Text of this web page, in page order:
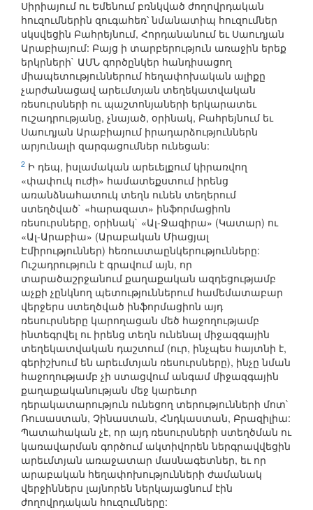
Սիրիայում ու Եմենում բռնկված ժողովրդական
հուզումներին զուգահեռ՝ նմանատիպ հուզումներ
սկսվեցին Բահրեյնում, Հորդանանում եւ Սաուդյան
Արաբիայում: Բայց ի տարբերություն առաջին երեք
երկրների` ԱՄՆ գործընկեր հանդիսացող
միապետություններում հեղափոխական ալիքը
չարժանացավ արեւմտյան տեղեկատվական
ռեսուրսների ու պաշտոնյաների երկարատեւ
ուշադրությանը, չնայած, օրինակ, Բահրեյնում եւ
Սաուդյան Արաբիայում իրադարձություններն
արյունալի զարգացումներ ունեցան:
2 Ի դեպ, իսլամական արեւելքում կիրառվող
«փափուկ ուժի» համատեքստում իրենց
առանձնահատուկ տեղն ունեն տեղերում
ստեղծված` «հարազատ» ինֆորմացիոն
ռեսուրսները, օրինակ` «Ալ-Ջազիրա» (Կատար) ու
«Ալ-Արաբիա» (Արաբական Միացյալ
Էմիրություններ) հեռուստաընկերությունները:
Ուշադրություն է գրավում այն, որ
տարածաշրջանում քաղաքական ազդեցությամբ
աչքի չընկնող պետություններում համեմատաբար
վերջերս ստեղծված ինֆորմացիոն այդ
ռեսուրսները կարողացան մեծ հաջողությամբ
ինտեգրվել ու իրենց տեղն ունենալ միջազգային
տեղեկատվական դաշտում (ուր, ինչպես հայտնի է,
գերիշխում են արեւմտյան ռեսուրսները), ինչը նման
հաջողությամբ չի ստացվում անգամ միջազգային
քաղաքականության մեջ կարեւոր
դերակատարություն ունեցող տերությունների մոտ`
Ռուսաստան, Չինաստան, Հնդկաստան, Բրազիլիա:
Պատահական չէ, որ այդ ռեսուրսների ստեղծման ու
կառավարման գործում ակտիվորեն ներգրավվեցին
արեւմտյան առաջատար մասնագետներ, եւ որ
արաբական հեղափոխությունների ժամանակ
վերջիններս լայնորեն ներկայացնում էին
ժողովրդական հուզումները: